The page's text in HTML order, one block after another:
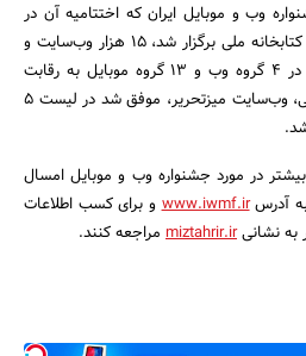
وب و موبایل ایران که اختتامیه آن در
تاریخ 3 اسفند در سالن همایش کتابخانه ملی برگزار شد، 15 هزار وب‌سایت و
3 هزار و 500 اپلیکیشن موبایل در 4 گروه وب و 13 گروه موبایل به رقابت
پرداختند که پس از انتخاب مردمی، وب‌سایت میزتحریر، موفق شد در لیست 5
در مورد جشنواره وب و موبایل امسال
به آدرسwww.iwmf.irو برای کسب اطلاعات
به نشانیmiztahrir.ir مراجعه کنند.